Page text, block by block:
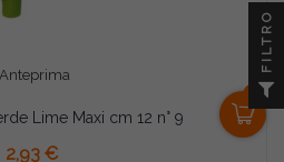
Anteprima
Lime Maxi cm 12 n° 9
2,93 €
FILTRO